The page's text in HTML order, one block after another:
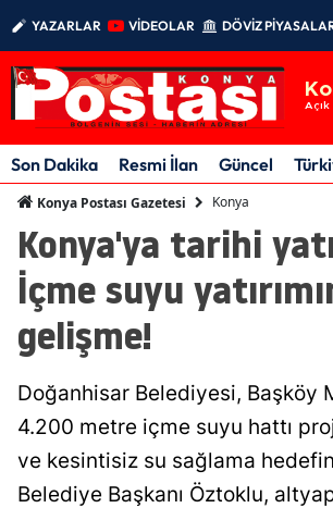
YAZARLAR VİDEOLAR DÖVİZ
Açık
Son Dakika Resmi İlan Güncel
Konya Postası Gazetesi Konya
Konya'ya tarihi
İçme suyu
gelişme!
Doğanhisar Belediyesi, Başköy
4.200 metre içme suyu hattı
ve kesintisiz su sağlama
Belediye Başkanı Öztoklu,